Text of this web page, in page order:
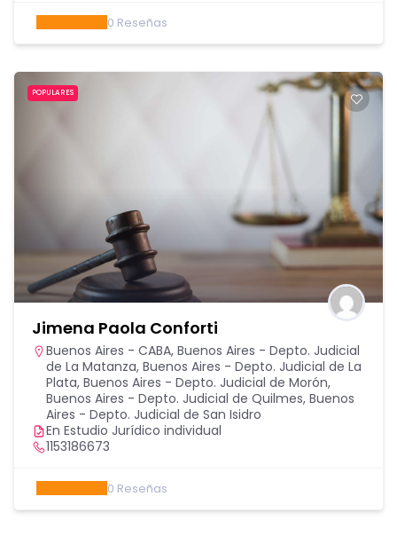
0 Reseñas
POPULARES
Jimena Paola Conforti
Buenos Aires - CABA, Buenos Aires - Depto. Judicial
de La Matanza, Buenos Aires - Depto. Judicial de La
Plata, Buenos Aires - Depto. Judicial de Morón,
Buenos Aires - Depto. Judicial de Quilmes, Buenos
Aires - Depto. Judicial de San Isidro
En Estudio Jurídico individual
1153186673
0 Reseñas